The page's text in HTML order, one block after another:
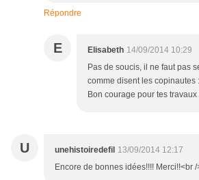
Répondre
E Elisabeth 14/09/2014 10:29
Pas de soucis, il ne faut pas
comme disent les copinautes
Bon courage pour tes travaux
U unehistoiredefil 13/09/2014 12:17
Encore de bonnes idées!!!! Merci!!<br